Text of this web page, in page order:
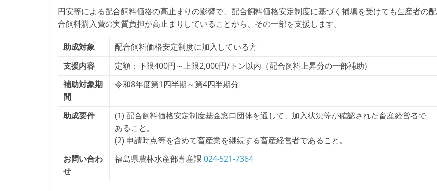
円安等による配合飼料価格の高止まりの影響で、配合飼料価格安定制度に基づく補填を受けても生産者の配
合飼料購入費の実質負担が高止まりしていることから、その一部を支援します。
助成対象
配合飼料価格安定制度に加入している方
支援内容
定額：下限400円～上限2,000円/トン以内（配合飼料上昇分の一部補助）
補助対象期
間
令和8年度第1四半期～第4四半期分
助成要件
(1) 配合飼料価格安定制度基金窓口団体を通して、加入状況等が確認された畜産経営者で
あること。
(2) 申請時点等を含めて畜産業を継続する畜産経営者であること。
お問い合わ
せ
福島県農林水産部畜産課 024-521-7364